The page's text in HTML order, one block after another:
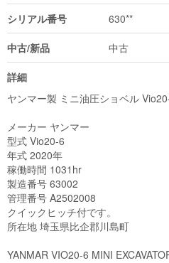
シリアル番号 630**
中古/新品 中古
詳細
ヤンマー製 ミニ油圧ショベル
メーカー ヤンマー
型式 Vio20-6
年式 2020年
稼働時間 1031hr
製造番号 63002
管理番号 A2502008
クイックヒッチ付です。
所在地 埼玉県比企郡川島町
YANMAR VIO20-6 MINI